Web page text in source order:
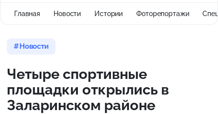
Главная Новости Истории Фоторепортажи
Новости
Четыре спортивные
площадки открылись в
Заларинском районе